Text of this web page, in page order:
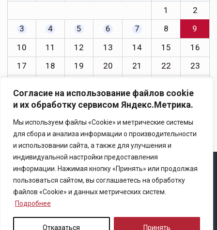
Согласие на использование файлов cookie
и их обработку сервисом Яндекс.Метрика.
Мы используем файлы «Cookie» и метрические системы
для сбора и анализа информации о производительности
и использовании сайта, а также для улучшения и
индивидуальной настройки предоставления
информации. Нажимая кнопку «Принять» или продолжая
пользоваться сайтом, вы соглашаетесь на обработку
файлов «Cookie» и данных метрических систем.
Подробнее
Отказаться Принять
1
2
3
4 5 6 7 8
9
10
11 12 13 14 15
16
17
18 19 20 21 22
23
31
« Июл
Copyright © 2025 Ассоциация «Некоммерческого
партнерство содействия развитию страхового рынка
«Центр страховой безопасности»
Правила републикации